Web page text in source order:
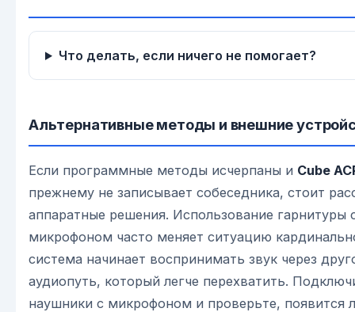
Что делать, если ничего не помогает?
Альтернативные методы и внешние
Если программные методы исчерпаны и Cube
прежнему не записывает собеседника, стоит
аппаратные решения. Использование гарнитуры
микрофоном часто меняет ситуацию
система начинает воспринимать звук через
аудиопуть, который легче перехватить.
наушники с микрофоном и проверьте, появится